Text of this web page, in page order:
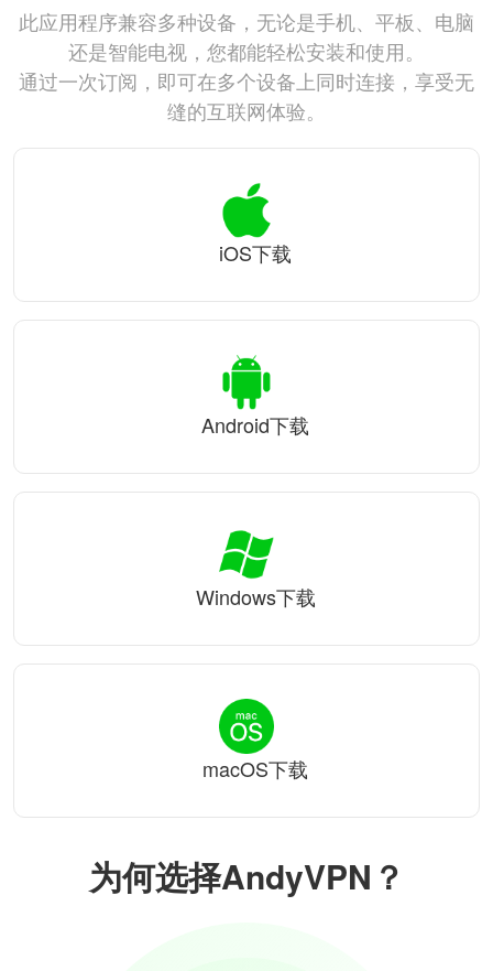
为何选择AndyVPN？
此应用程序兼容多种设备，无论是手机、平板、电脑
还是智能电视，您都能轻松安装和使用。
通过一次订阅，即可在多个设备上同时连接，享受无
缝的互联网体验。
iOS下载
Android下载
Windows下载
macOS下载